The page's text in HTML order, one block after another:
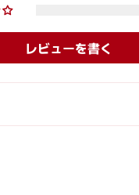
レビューを書く